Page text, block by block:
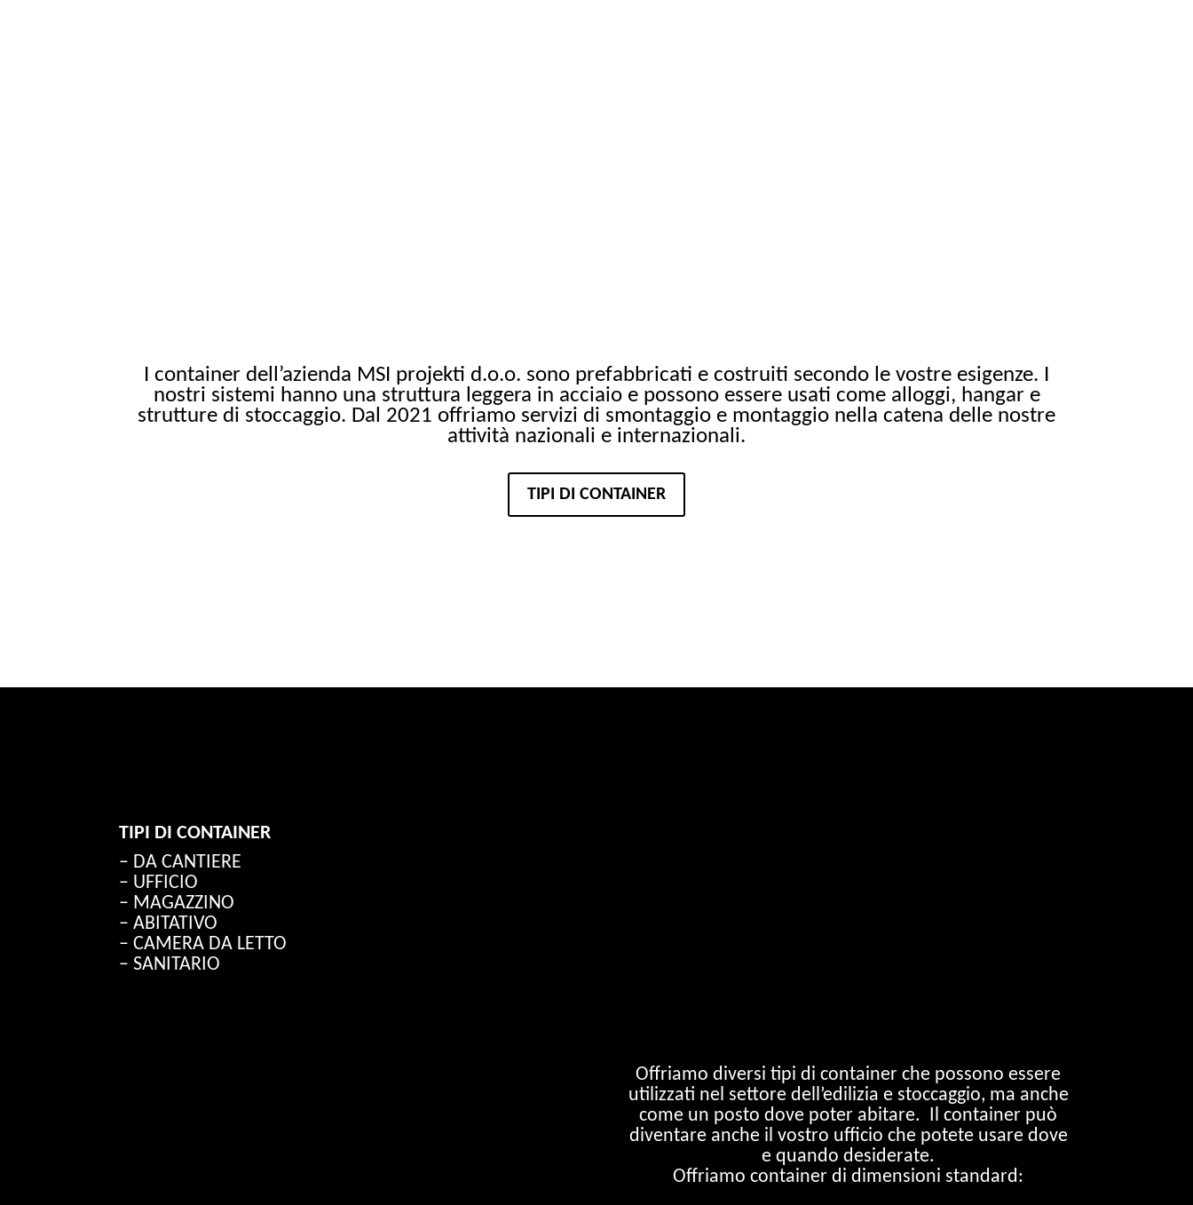
I container dell’azienda MSI projekti d.o.o. sono prefabbricati e costruiti secondo le vostre esigenze. I
nostri sistemi hanno una struttura leggera in acciaio e possono essere usati come alloggi, hangar e
strutture di stoccaggio. Dal 2021 offriamo servizi di smontaggio e montaggio nella catena delle nostre
attività nazionali e internazionali.
TIPI DI CONTAINER
TIPI DI CONTAINER
– DA CANTIERE
– UFFICIO
– MAGAZZINO
– ABITATIVO
– CAMERA DA LETTO
– SANITARIO
Offriamo diversi tipi di container che possono essere
utilizzati nel settore dell’edilizia e stoccaggio, ma anche
come un posto dove poter abitare. Il container può
diventare anche il vostro ufficio che potete usare dove
e quando desiderate.
Offriamo container di dimensioni standard: